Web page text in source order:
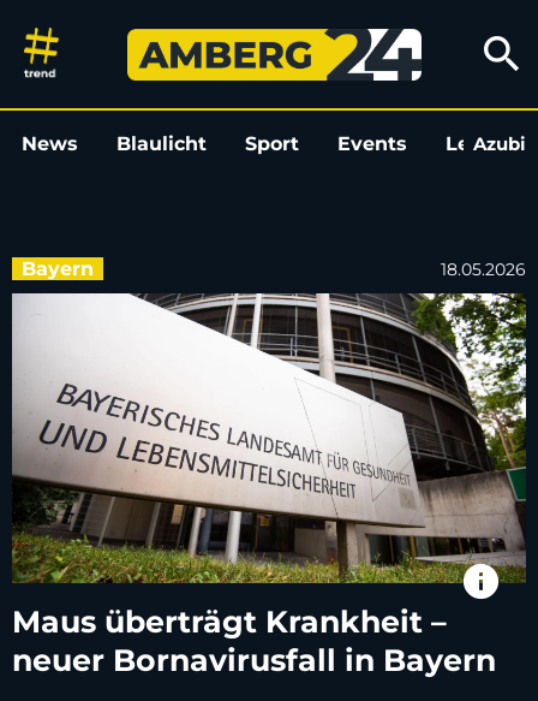
Maus überträgt Krankheit –
search
News Blaulicht Sport Events LeoAzubi
Bayern 18.05.2026
info
Maus überträgt Krankheit –
neuer Bornavirusfall in Bayern